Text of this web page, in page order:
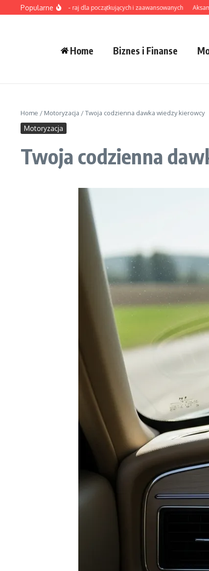
Przejdź do treści
Popularne
na Sri Lance – raj dla początkujących i zaawansowanych Aksamitna
Home Biznes i Finanse
Home / Motoryzacja /Twoja codzienna dawka wiedzy kierowcy
Motoryzacja
Twoja codzienna